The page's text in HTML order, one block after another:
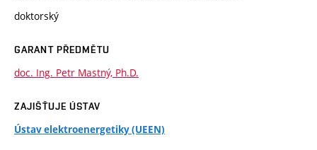
doktorský
GARANT PŘEDMĚTU
doc. Ing. Petr Mastný, Ph.D.
ZAJIŠŤUJE ÚSTAV
Ústav elektroenergetiky (UEEN)